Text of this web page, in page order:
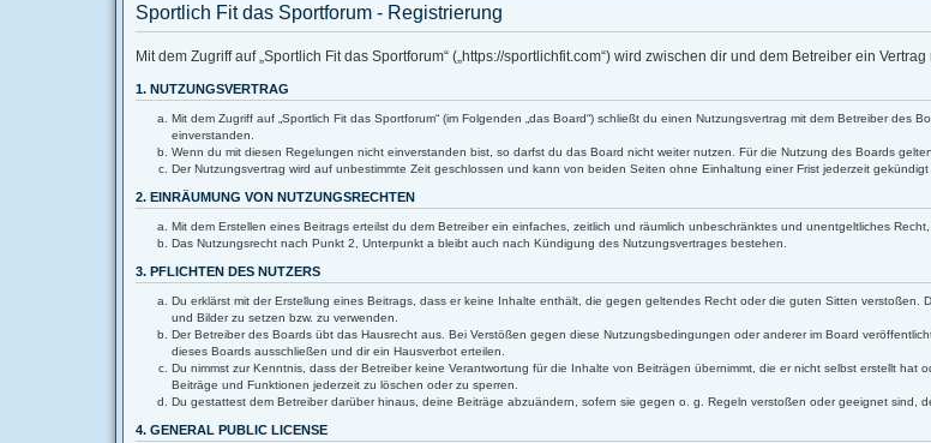
Sportlich Fit das Sportforum - Registrierung
Mit dem Zugriff auf „Sportlich Fit das Sportforum“ („https://sportlichfit.com“) wird zwischen dir und dem Betreiber ein
1. NUTZUNGSVERTRAG
Mit dem Zugriff auf „Sportlich Fit das Sportforum“ (im Folgenden „das Board“) schließt du einen Nutzungsvertrag mit dem Betreiber des
einverstanden.
Wenn du mit diesen Regelungen nicht einverstanden bist, so darfst du das Board nicht weiter nutzen. Für die Nutzung des Boards
Der Nutzungsvertrag wird auf unbestimmte Zeit geschlossen und kann von beiden Seiten ohne Einhaltung einer Frist jederzeit gekündigt
2. EINRÄUMUNG VON NUTZUNGSRECHTEN
Mit dem Erstellen eines Beitrags erteilst du dem Betreiber ein einfaches, zeitlich und räumlich unbeschränktes und unentgeltliches
Das Nutzungsrecht nach Punkt 2, Unterpunkt a bleibt auch nach Kündigung des Nutzungsvertrages bestehen.
3. PFLICHTEN DES NUTZERS
Du erklärst mit der Erstellung eines Beitrags, dass er keine Inhalte enthält, die gegen geltendes Recht oder die guten Sitten
und Bilder zu setzen bzw. zu verwenden.
Der Betreiber des Boards übt das Hausrecht aus. Bei Verstößen gegen diese Nutzungsbedingungen oder anderer im Board
dieses Boards ausschließen und dir ein Hausverbot erteilen.
Du nimmst zur Kenntnis, dass der Betreiber keine Verantwortung für die Inhalte von Beiträgen übernimmt, die er nicht selbst erstellt
Beiträge und Funktionen jederzeit zu löschen oder zu sperren.
Du gestattest dem Betreiber darüber hinaus, deine Beiträge abzuändern, sofern sie gegen o. g. Regeln verstoßen oder geeignet sind,
4. GENERAL PUBLIC LICENSE